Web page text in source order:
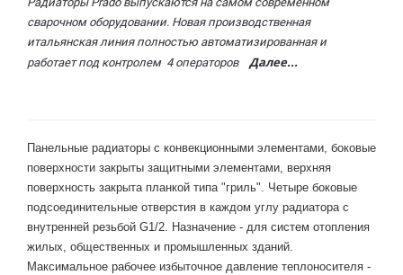
сварочном оборудовании. Новая производственная
итальянская линия полностью автоматизированная и
работает под контролем 4 операторов Далее...
Панельные радиаторы с конвекционными элементами, боковые
поверхности закрыты защитными элементами, верхняя
поверхность закрыта планкой типа "гриль". Четыре боковые
подсоединительные отверстия в каждом углу радиатора с
внутренней резьбой G1/2. Назначение - для систем отопления
жилых, общественных и промышленных зданий.
Максимальное рабочее избыточное давление теплоносителя -